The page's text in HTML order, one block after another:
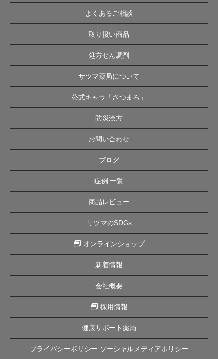
よくあるご相談
取り扱い商品
処方せん調剤
サツマ薬局について
公式キャラ「さつまろ」
防災漢方
お問い合わせ
ブログ
症例 一覧
商品レビュー
サツマのSDGs
オンラインショップ
新着情報
会社概要
採用情報
健康サポート薬局
プライバシーポリシー ソーシャルメディアポリシー